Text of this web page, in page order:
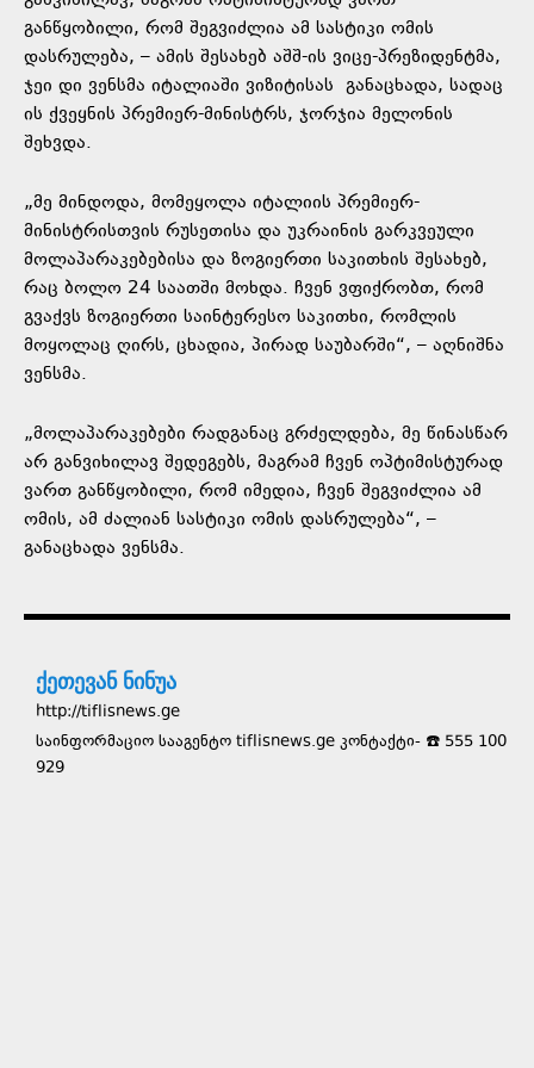
განწყობილი, რომ შეგვიძლია ამ სასტიკი ომის
დასრულება, – ამის შესახებ აშშ-ის ვიცე-პრეზიდენტმა,
ჯეი დი ვენსმა იტალიაში ვიზიტისას განაცხადა, სადაც
ის ქვეყნის პრემიერ-მინისტრს, ჯორჯია მელონის
შეხვდა.
„მე მინდოდა, მომეყოლა იტალიის პრემიერ-
მინისტრისთვის რუსეთისა და უკრაინის გარკვეული
მოლაპარაკებებისა და ზოგიერთი საკითხის შესახებ,
რაც ბოლო 24 საათში მოხდა. ჩვენ ვფიქრობთ, რომ
გვაქვს ზოგიერთი საინტერესო საკითხი, რომლის
მოყოლაც ღირს, ცხადია, პირად საუბარში“, – აღნიშნა
ვენსმა.
„მოლაპარაკებები რადგანაც გრძელდება, მე წინასწარ
არ განვიხილავ შედეგებს, მაგრამ ჩვენ ოპტიმისტურად
ვართ განწყობილი, რომ იმედია, ჩვენ შეგვიძლია ამ
ომის, ამ ძალიან სასტიკი ომის დასრულება“, –
განაცხადა ვენსმა.
ქეთევან ნინუა
http://tiflisnews.ge
საინფორმაციო სააგენტო tiflisnews.ge კონტაქტი- ☎️ 555 100
929